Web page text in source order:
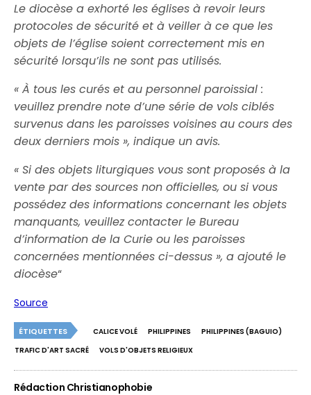
Le diocèse a exhorté les églises à revoir leurs
protocoles de sécurité et à veiller à ce que les
objets de l’église soient correctement mis en
sécurité lorsqu’ils ne sont pas utilisés.
« À tous les curés et au personnel paroissial :
veuillez prendre note d’une série de vols ciblés
survenus dans les paroisses voisines au cours des
deux derniers mois », indique un avis.
« Si des objets liturgiques vous sont proposés à la
vente par des sources non officielles, ou si vous
possédez des informations concernant les objets
manquants, veuillez contacter le Bureau
d’information de la Curie ou les paroisses
concernées mentionnées ci-dessus », a ajouté le
diocèse“
Source
ÉTIQUETTES CALICE VOLÉ PHILIPPINES
PHILIPPINES (BAGUIO)
TRAFIC D'ART SACRÉ
VOLS D'OBJETS RELIGIEUX
Rédaction Christianophobie